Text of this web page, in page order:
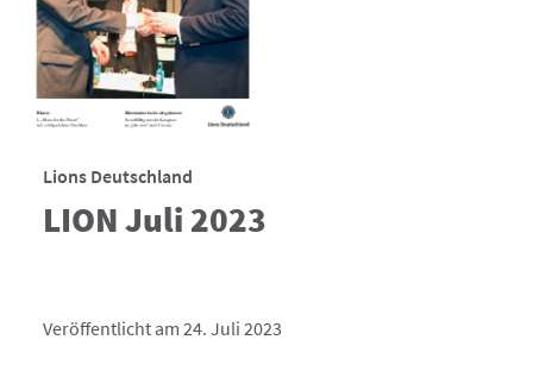
Lions Deutschland
LION Juli 2023
Veröffentlicht am 24. Juli 2023